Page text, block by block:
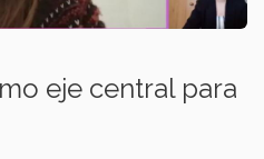
eje central para